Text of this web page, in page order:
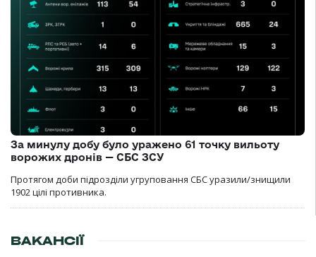
За минулу добу було уражено 61 точку вильоту
ворожих дронів — СБС ЗСУ
Протягом доби підрозділи угруповання СБС уразили/знищили
1902 цілі противника.
ВАКАНСІЇ